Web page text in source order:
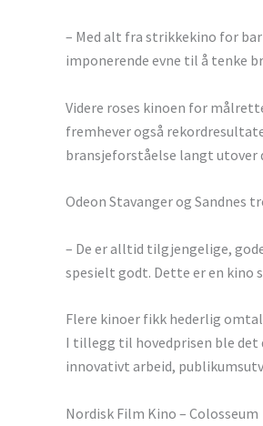
– Med alt fra strikkekino for
imponerende evne til å tenke
Videre roses kinoen for
fremhever også
bransjeforståelse langt
Odeon Stavanger og Sandnes
– De er alltid tilgjengelige,
spesielt godt. Dette er en kino
Flere kinoer fikk hederlig
I tillegg til hovedprisen ble
innovativt arbeid,
Nordisk Film Kino – Colosseum